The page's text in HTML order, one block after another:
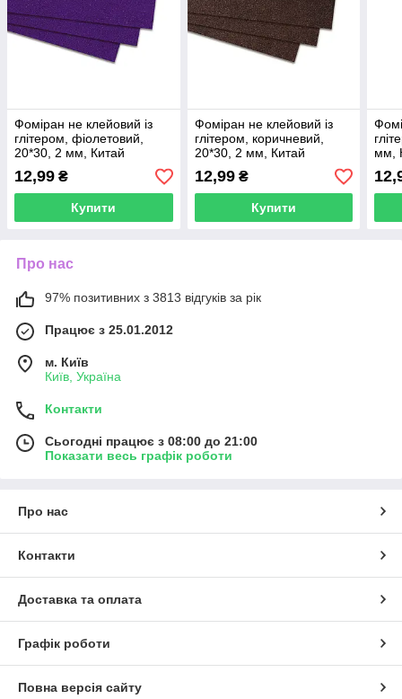
Фоміран не клейовий із
глітером, фіолетовий,
20*30, 2 мм, Китай
12,99 ₴
Купити
Фоміран не клейовий із
глітером, коричневий,
20*30, 2 мм, Китай
12,99₴
Купити
мм,
Про нас
97% позитивних з 3813 відгуків за рік
Працює з 25.01.2012
м. Київ
Київ, Україна
Контакти
Сьогодні працює з 08:00 до 21:00
Показати весь графік роботи
Про нас
Контакти
Доставка та оплата
Графік роботи
Повна версія сайту